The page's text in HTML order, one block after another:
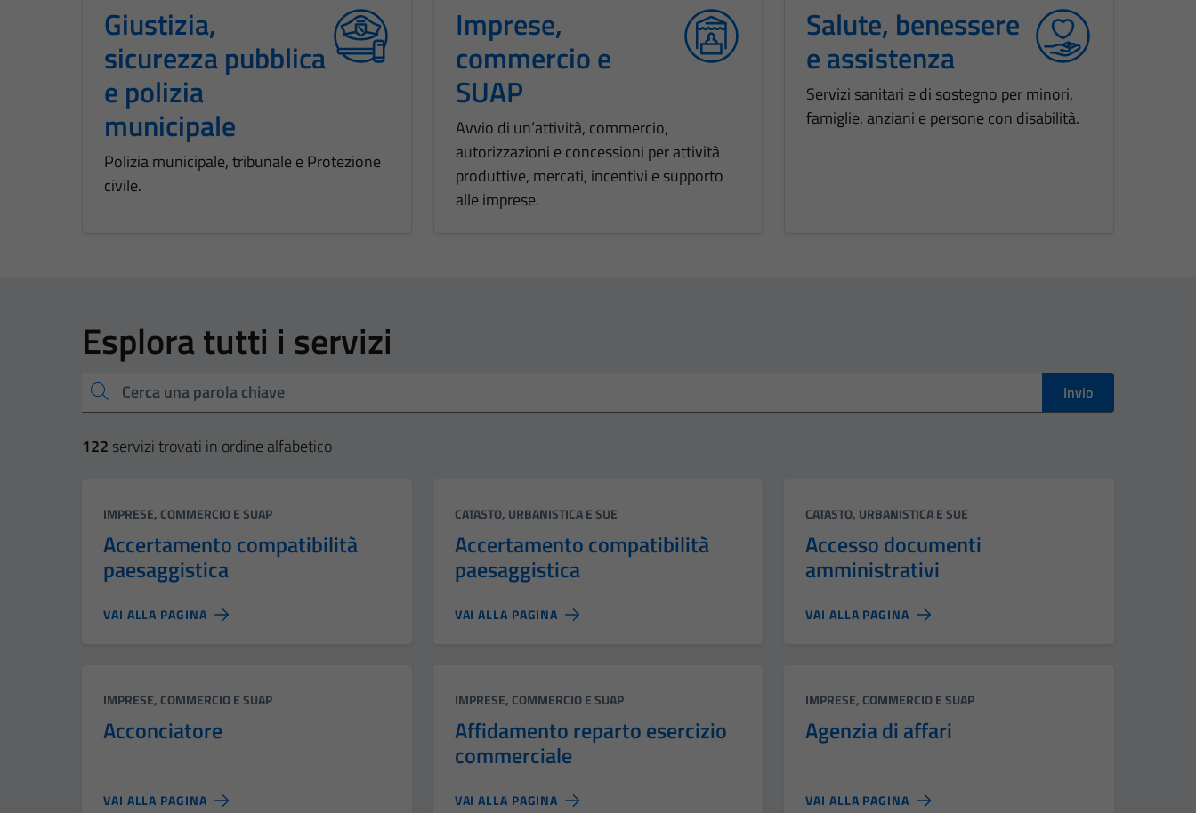
Giustizia,
sicurezza pubblica
e polizia
municipale
Polizia municipale, tribunale e Protezione
civile.
Imprese,
commercio e
SUAP
Avvio di un’attività, commercio,
autorizzazioni e concessioni per attività
produttive, mercati, incentivi e supporto
alle imprese.
Salute, benessere
e assistenza
Servizi sanitari e di sostegno per minori,
famiglie, anziani e persone con disabilità.
Esplora tutti i servizi
Cerca una parola chiave Invio
122 servizi trovati in ordine alfabetico
Categoria:
IMPRESE, COMMERCIO E SUAP
Accertamento compatibilità
paesaggistica
VAI ALLA PAGINA
Categoria:
CATASTO, URBANISTICA E SUE
Accertamento compatibilità
paesaggistica
VAI ALLA PAGINA
Categoria:
CATASTO, URBANISTICA E SUE
Accesso documenti
amministrativi
VAI ALLA PAGINA
Categoria:
IMPRESE, COMMERCIO E SUAP
Acconciatore
VAI ALLA PAGINA
Categoria:
IMPRESE, COMMERCIO E SUAP
Affidamento reparto esercizio
commerciale
VAI ALLA PAGINA
Categoria:
IMPRESE, COMMERCIO E SUAP
Agenzia di affari
VAI ALLA PAGINA